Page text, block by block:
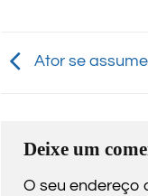
Ator se
Deixe um
O seu endereço